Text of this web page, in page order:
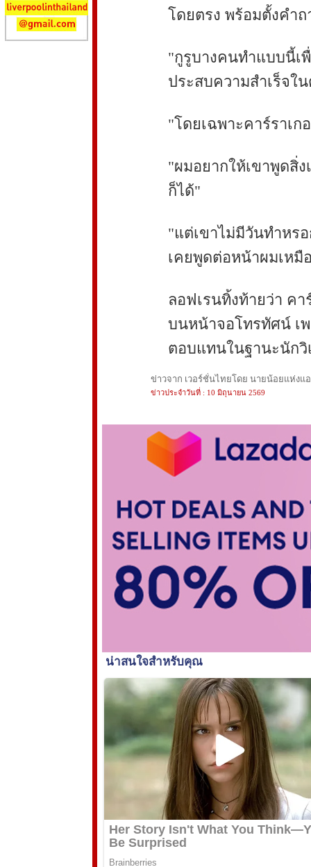
โดยตรง พร้อมตั้งคำ
"กูรูบางคนทำแบบนี้เ
ประสบความสำเร็จใ
"โดยเฉพาะคาร์ราเก
"ผมอยากให้เขาพูดสิ่
ก็ได้"
"แต่เขาไม่มีวันทำหร
เคยพูดต่อหน้าผมเหมื
ลอฟเรนทิ้งท้ายว่า คา
บนหน้าจอโทรทัศน์ เ
ตอบแทนในฐานะนัก
ข่าวจาก เวอร์ชั่นไทยโดย นายน้อยแห่งแ
ข่าวประจำวันที่ : 10 มิถุนายน 2569